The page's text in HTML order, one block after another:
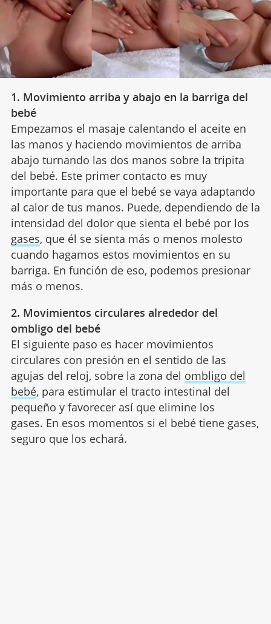
1. Movimiento arriba y abajo en la barriga del
bebé
Empezamos el masaje calentando el aceite en
las manos y haciendo movimientos de arriba
abajo turnando las dos manos sobre la tripita
del bebé. Este primer contacto es muy
importante para que el bebé se vaya adaptando
al calor de tus manos. Puede, dependiendo de la
intensidad del dolor que sienta el bebé por los
gases, que él se sienta más o menos molesto
cuando hagamos estos movimientos en su
barriga. En función de eso, podemos presionar
más o menos.
2. Movimientos circulares alrededor del
ombligo del bebé
El siguiente paso es hacer movimientos
circulares con presión en el sentido de las
agujas del reloj, sobre la zona del ombligo del
bebé, para estimular el tracto intestinal del
pequeño y favorecer así que elimine los
gases. En esos momentos si el bebé tiene gases,
seguro que los echará.